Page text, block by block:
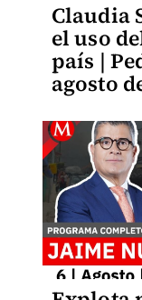
Claudia
el uso
país |
agosto